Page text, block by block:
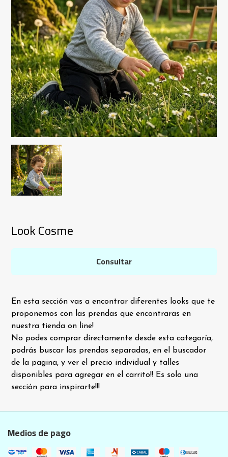
Look Cosme
Consultar
En esta sección vas a encontrar diferentes looks que te
proponemos con las prendas que encontraras en
nuestra tienda on line!
No podes comprar directamente desde esta categoría,
podrás buscar las prendas separadas, en el buscador
de la pagina, y ver el precio individual y talles
disponibles para agregar en el carrito!! Es solo una
sección para inspirarte!!!
Medios de pago